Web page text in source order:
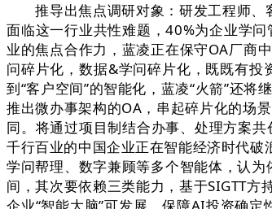
推导出焦点调研对象：研发工程师、
面临这一行业共性难题，40%为企业学
业的焦点合作力，蓝凌正在保守OA厂商
问碎片化，数据&学问碎片化，既既有投
到“客户空间”的智能化，蓝凌“火箭”还
推出微办事架构的OA，串起碎片化的场
同。将通过项目制结合办事、处理方案
千行百业的中国企业正在智能经济时代
学问帮理、数字兼顾等多个智能体，认
间，其次要依赖三类能力，基于SIGTT